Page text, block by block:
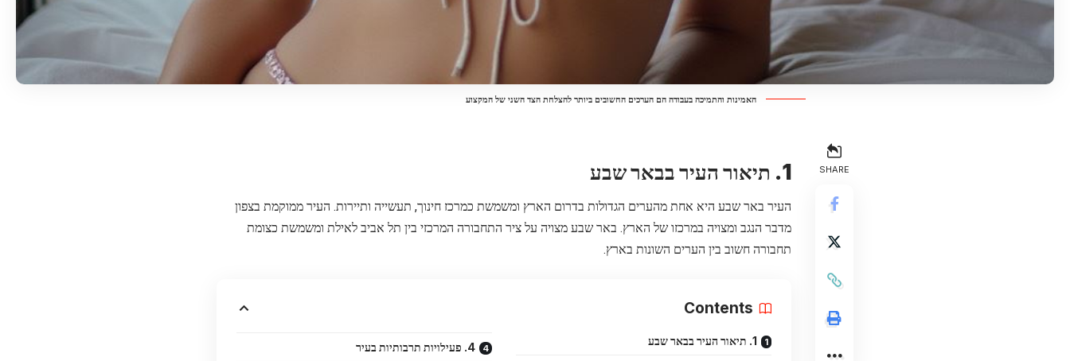
האמינות והתמיכה בעבודה הם הערכים החשובים ביותר להצלחת הצד השני של המקצוע
SHARE 1. תיאור העיר בבאר שבע
העיר באר שבע היא אחת מהערים הגדולות בדרום הארץ ומשמשת כמרכז חינוך, תעשייה ותיירות. העיר ממוקמת בצפון
מדבר הנגב ומצויה במרכזו של הארץ. באר שבע מצויה על ציר התחבורה המרכזי בין תל אביב לאילת ומשמשת כצומת
תחבורה חשוב בין הערים השונות בארץ.
Contents
1. תיאור העיר בבאר שבע 4. פעילויות תרבותיות בעיר